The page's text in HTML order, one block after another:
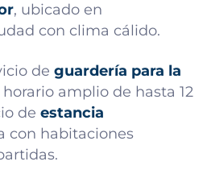
, ubicado en
con clima cálido.
de guardería para la
amplio de hasta 12
de estancia
con habitaciones